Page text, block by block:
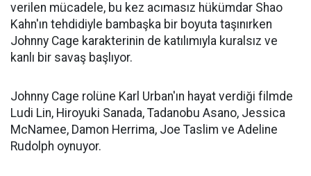
verilen mücadele, bu kez acımasız hükümdar Shao
Kahn'ın tehdidiyle bambaşka bir boyuta taşınırken
Johnny Cage karakterinin de katılımıyla kuralsız ve
kanlı bir savaş başlıyor.
Johnny Cage rolüne Karl Urban'ın hayat verdiği filmde
Ludi Lin, Hiroyuki Sanada, Tadanobu Asano, Jessica
McNamee, Damon Herrima, Joe Taslim ve Adeline
Rudolph oynuyor.